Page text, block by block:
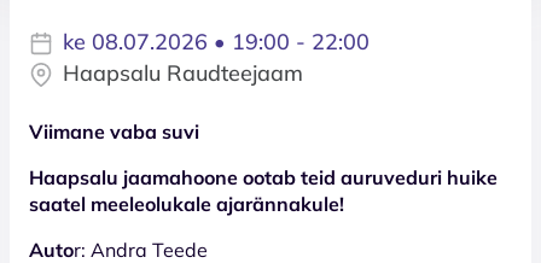
ke 08.07.2026 • 19:00 - 22:00
Haapsalu Raudteejaam
Viimane vaba suvi
Haapsalu jaamahoone ootab teid auruveduri huike
saatel meeleolukale ajarännakule!
Autor: Andra Teede